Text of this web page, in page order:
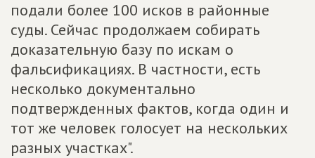
подали более 100 исков в районные
суды. Сейчас продолжаем собирать
доказательную базу по искам о
фальсификациях. В частности, есть
несколько документально
подтвержденных фактов, когда один и
тот же человек голосует на нескольких
разных участках".